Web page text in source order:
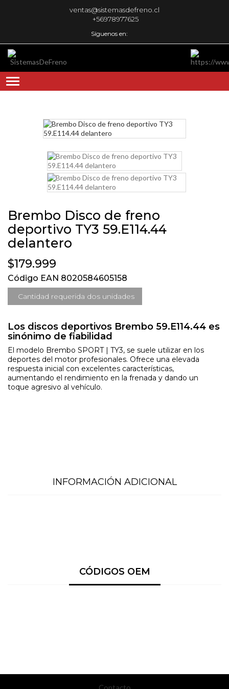
ventas@sistemasdefreno.cl
+56978977625
Síguenos en:
Brembo Disco de freno
deportivo TY3 59.E114.44
delantero
$179.999
Código EAN 8020584605158
Cantidad requerida dos unidades
Los discos deportivos Brembo 59.E114.44 es
sinónimo de fiabilidad
El modelo Brembo SPORT | TY3, se suele utilizar en los
deportes del motor profesionales. Ofrece una elevada
respuesta inicial con excelentes características,
aumentando el rendimiento en la frenada y dando un
toque agresivo al vehículo.
INFORMACIÓN ADICIONAL
CÓDIGOS OEM